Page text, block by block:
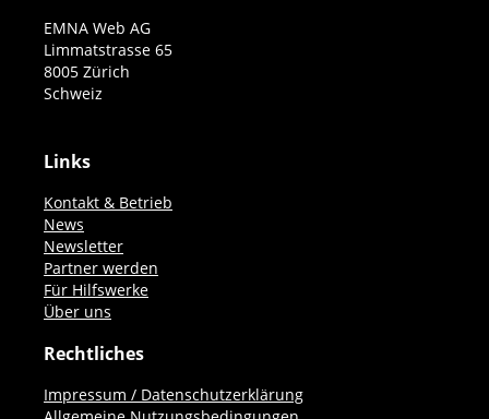
EMNA Web AG
Limmatstrasse 65
8005 Zürich
Schweiz
Links
Kontakt & Betrieb
News
Newsletter
Partner werden
Für Hilfswerke
Über uns
Rechtliches
Impressum / Datenschutzerklärung